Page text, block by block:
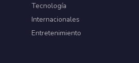
Tecnología
Internacionales
Entretenimiento